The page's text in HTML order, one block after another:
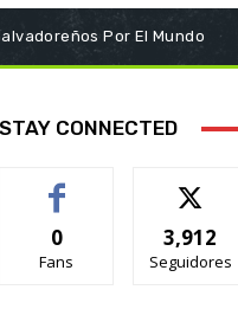
Por El Mundo
STAY CONNECTED
0
Fans
3,912
Seguidores